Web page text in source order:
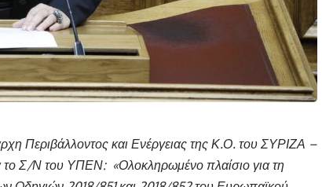
Περιβάλλοντος και Ενέργειας της Κ.Ο. του ΣΥΡΙΖΑ –
Σ/Ν του ΥΠΕΝ: «Ολοκληρωμένο πλαίσιο για τη